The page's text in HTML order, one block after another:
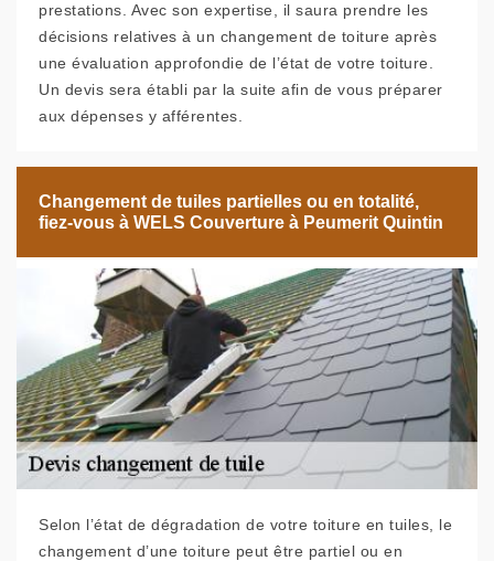
prestations. Avec son expertise, il saura prendre les
décisions relatives à un changement de toiture après
une évaluation approfondie de l’état de votre toiture.
Un devis sera établi par la suite afin de vous préparer
aux dépenses y afférentes.
Changement de tuiles partielles ou en totalité,
fiez-vous à WELS Couverture à Peumerit Quintin
Selon l’état de dégradation de votre toiture en tuiles, le
changement d’une toiture peut être partiel ou en